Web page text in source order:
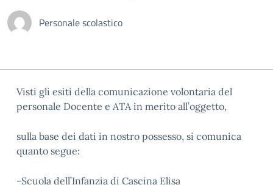
Personale scolastico
Visti gli esiti della comunicazione volontaria del
personale Docente e ATA in merito all’oggetto,
sulla base dei dati in nostro possesso, si comunica
quanto segue:
-Scuola dell’Infanzia di Cascina Elisa